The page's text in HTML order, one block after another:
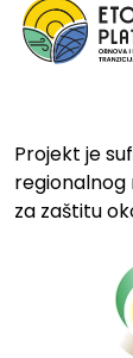
Projekt je
regionalnog
za zaštitu